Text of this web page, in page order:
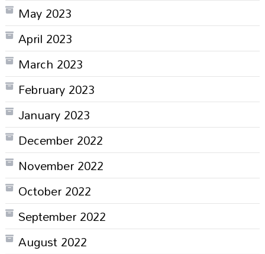
May 2023
April 2023
March 2023
February 2023
January 2023
December 2022
November 2022
October 2022
September 2022
August 2022